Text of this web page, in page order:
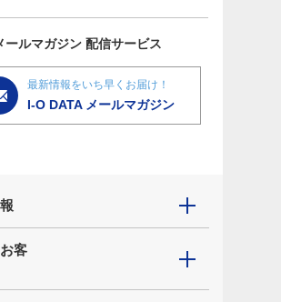
ールマガジン 配信サービス
最新情報をいち早くお届け！
I-O DATA メールマガジン
客